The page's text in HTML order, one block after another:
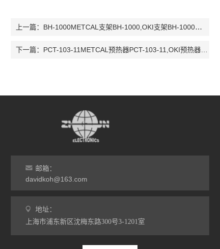
上一篇： BH-1000METCAL支架BH-1000,OKI支架BH-1000，支架BH-1000
下一篇： PCT-103-11METCAL预热器PCT-103-11,OKI预热器PCT-103-11，PCT-103-11
邮箱：
davidkoh@163.com
地址：
上海市浦东新区沈梅东路300号3-1201室